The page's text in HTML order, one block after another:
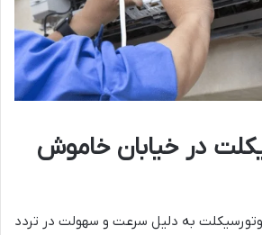
در خیابان خاموش
به دلیل سرعت و سهولت در تردد